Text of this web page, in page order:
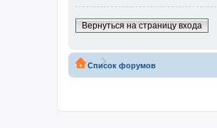
Вернуться на страницу входа
Список форумов